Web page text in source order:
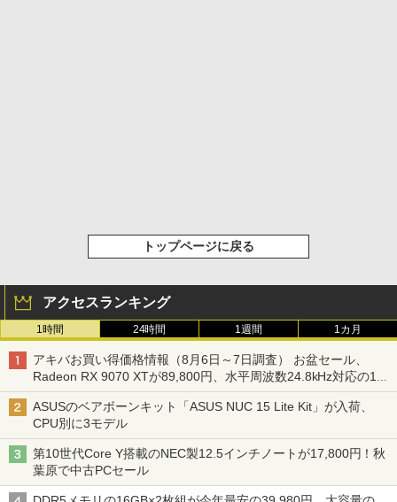
トップページに戻る
アクセスランキング
1時間 24時間 1週間 1カ月
アキバお買い得価格情報（8月6日～7日調査） お盆セール、
Radeon RX 9070 XTが89,800円、水平周波数24.8kHz対応の17
型モニターが9,801円、暑さ指数連動セール ほか
ASUSのベアボーンキット「ASUS NUC 15 Lite Kit」が入荷、
CPU別に3モデル
第10世代Core Y搭載のNEC製12.5インチノートが17,800円！秋
葉原で中古PCセール